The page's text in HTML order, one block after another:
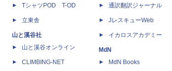
TシャツPOD T-OD
立東舎
山と溪谷社
山と溪谷オンライン
CLIMBING-NET
通訳翻訳ジャーナル
JレスキューWeb
イカロスアカデミー
MdN
MdN Books